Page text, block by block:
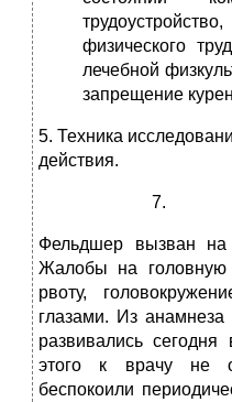
физического
лечебной
запрещение
5. Техника
действия.
Фельдшер вызван
Жалобы на головную
рвоту,
глазами. Из
развивались
этого к врачу не
беспокоили